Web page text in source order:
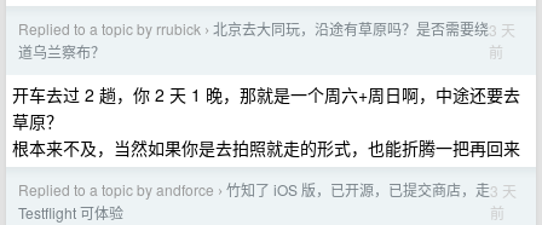
Replied to a topic by rrubick › 北京去大同玩，沿途有草原吗？是否需要绕
道乌兰察布？
3 天
前
开车去过 2 趟，你 2 天 1 晚，那就是一个周六+周日啊，中途还要去
草原？
根本来不及，当然如果你是去拍照就走的形式，也能折腾一把再回来
Replied to a topic by andforce › 竹知了 iOS 版，已开源，已提交商店，走
Testflight 可体验
3 天
前